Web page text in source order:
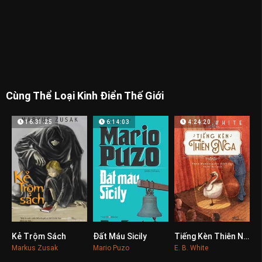
Cùng Thể Loại Kinh Điển Thế Giới
16:31:25
Kẻ Trộm Sách
Markus Zusak
6:14:03
Đất Máu Sicily
Mario Puzo
0
4:24:20
Tiếng Kèn Thiên Nga
E. B. White